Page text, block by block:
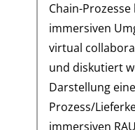
Chain-
immersiven
virtual
und diskutiert
Darstellung
Prozess/
immersiven